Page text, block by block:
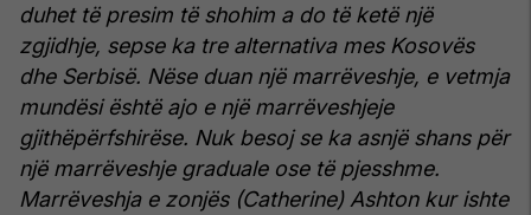
duhet të presim të shohim a do të ketë një
zgjidhje, sepse ka tre alternativa mes Kosovës
dhe Serbisë. Nëse duan një marrëveshje, e vetmja
mundësi është ajo e një marrëveshjeje
gjithëpërfshirëse. Nuk besoj se ka asnjë shans për
një marrëveshje graduale ose të pjesshme.
Marrëveshja e zonjës (Catherine) Ashton kur ishte